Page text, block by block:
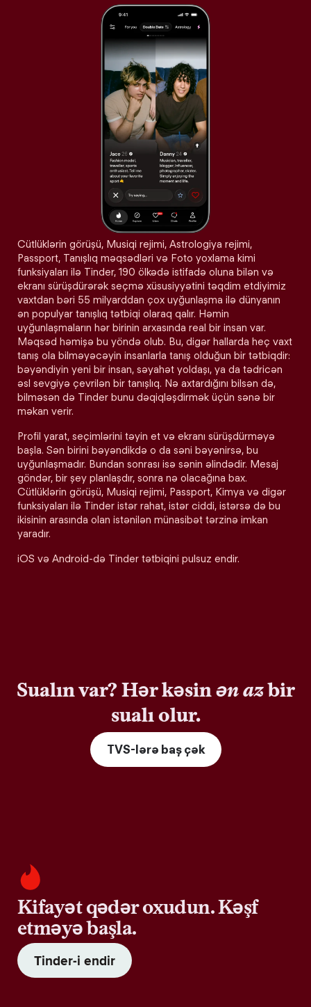
Cütlüklərin görüşü, Musiqi rejimi, Astrologiya rejimi,
Passport, Tanışlıq məqsədləri və Foto yoxlama kimi
funksiyaları ilə Tinder, 190 ölkədə istifadə oluna bilən və
ekranı sürüşdürərək seçmə xüsusiyyətini təqdim etdiyimiz
vaxtdan bəri 55 milyarddan çox uyğunlaşma ilə dünyanın
ən populyar tanışlıq tətbiqi olaraq qalır. Həmin
uyğunlaşmaların hər birinin arxasında real bir insan var.
Məqsəd həmişə bu yöndə olub. Bu, digər hallarda heç vaxt
tanış ola bilməyəcəyin insanlarla tanış olduğun bir tətbiqdir:
bəyəndiyin yeni bir insan, səyahət yoldaşı, ya da tədricən
əsl sevgiyə çevrilən bir tanışlıq. Nə axtardığını bilsən də,
bilməsən də Tinder bunu dəqiqləşdirmək üçün sənə bir
məkan verir.
Profil yarat, seçimlərini təyin et və ekranı sürüşdürməyə
başla. Sən birini bəyəndikdə o da səni bəyənirsə, bu
uyğunlaşmadır. Bundan sonrası isə sənin əlindədir. Mesaj
göndər, bir şey planlaşdır, sonra nə olacağına bax.
Cütlüklərin görüşü, Musiqi rejimi, Passport, Kimya və digər
funksiyaları ilə Tinder istər rahat, istər ciddi, istərsə də bu
ikisinin arasında olan istənilən münasibət tərzinə imkan
yaradır.
iOS və Android-də Tinder tətbiqini pulsuz endir.
Sualın var? Hər kəsinən azbir
sualı olur.
TVS-lərə baş çək
Kifayət qədər oxudun. Kəşf
etməyə başla.
Tinder-i endir